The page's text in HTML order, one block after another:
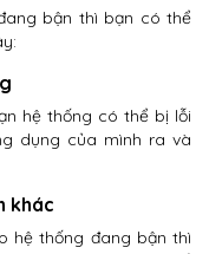
bận thì bạn có thể
hệ thống có thể bị lỗi
dụng của mình ra và
khác
hệ thống đang bận thì